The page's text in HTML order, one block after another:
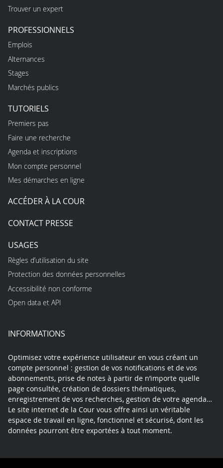
Trouver un expert
PROFESSIONNELS
Emplois
Alternances
Stages
Marchés publics
TUTORIELS
Premiers pas
Faire une recherche
Agenda et inscriptions
Mon compte personnel
Mes démarches en ligne
ACCÉDER À LA COUR
CONTACT PRESSE
USAGES
Règles d’utilisation du site
Protection des données personnelles
Accessibilité non conforme
Open data et API
INFORMATIONS
Optimisez votre expérience utilisateur en vous créant un
compte personnel : gestion de vos notifications et de vos
abonnements, prise de notes à partir de n’importe quelle
page consultée, création de dossiers thématiques,
enregistrement de vos recherches, gestion de votre agenda…
Le site internet de la Cour vous offre ainsi un véritable
espace de travail en ligne, fonctionnel et sécurisé, dont les
données pourront être exportées à tout moment.